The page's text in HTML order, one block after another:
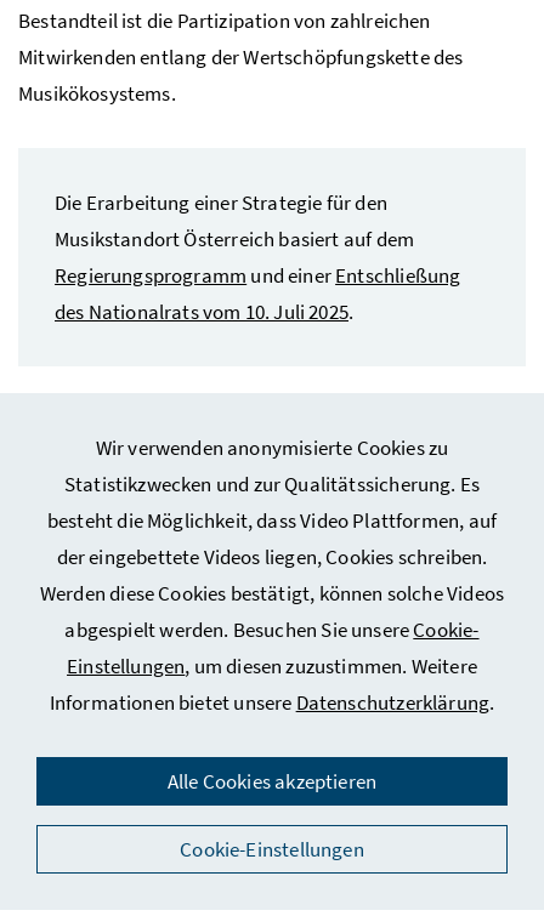
Wir verwenden anonymisierte Cookies zu
Statistikzwecken und zur Qualitätssicherung. Es
besteht die Möglichkeit, dass Video Plattformen, auf
der eingebettete Videos liegen, Cookies schreiben.
Werden diese Cookies bestätigt, können solche Videos
abgespielt werden. Besuchen Sie unsereCookie-
Einstellungen, um diesen zuzustimmen. Weitere
Informationen bietet unsere Datenschutzerklärung.
Alle Cookies akzeptieren
Cookie-Einstellungen
Bestandteil ist die Partizipation von zahlreichen
Mitwirkenden entlang der Wertschöpfungskette des
Musikökosystems.
Die Erarbeitung einer Strategie für den
Musikstandort Österreich basiert auf dem
Regierungsprogramm und einerEntschließung
des Nationalrats vom 10. Juli 2025.
Webseiten Kunst und Kultur
Service
Kontakt
Social Media